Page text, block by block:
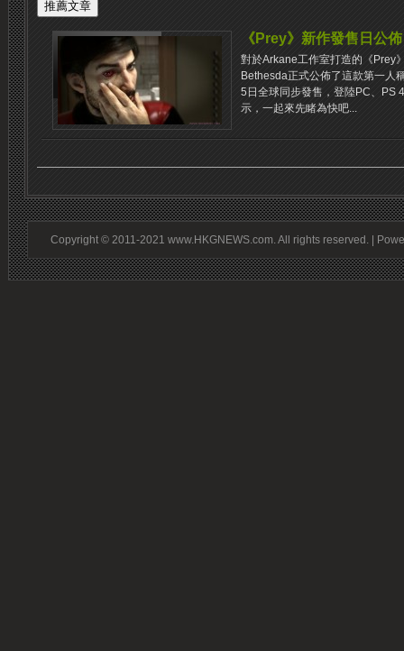
《Prey》新作發售日公佈
對於Arkane工作室打造的《Prey
Bethesda正式公佈了這款第一人
5日全球同步發售，登陸PC、PS
示，一起來先睹為快吧...
Copyright © 2011-2021 www.HKGNEWS.com. All rights reserved. |